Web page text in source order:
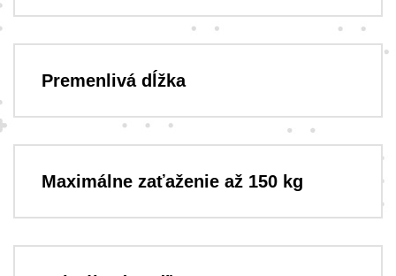
Premenlivá dĺžka
Maximálne zaťaženie až 150 kg